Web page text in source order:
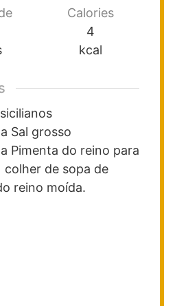
Calories
4
kcal
Sal grosso
Pimenta do reino para
colher de sopa de
reino moída.